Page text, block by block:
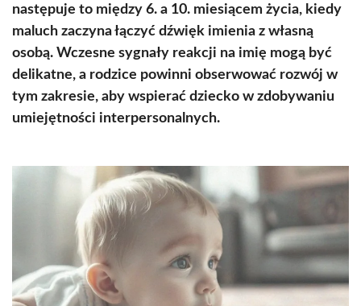
następuje to między 6. a 10. miesiącem życia, kiedy
maluch zaczyna łączyć dźwięk imienia z własną
osobą. Wczesne sygnały reakcji na imię mogą być
delikatne, a rodzice powinni obserwować rozwój w
tym zakresie, aby wspierać dziecko w zdobywaniu
umiejętności interpersonalnych.